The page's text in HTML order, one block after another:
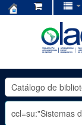
OLADE
-